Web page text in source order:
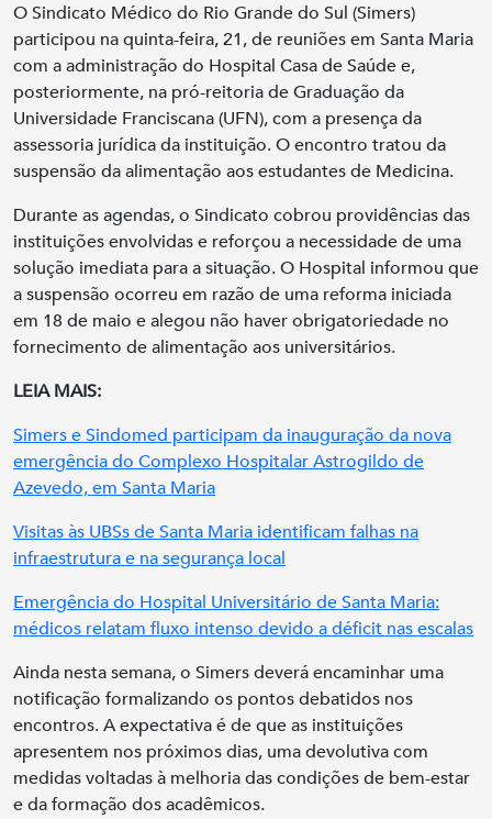
O Sindicato Médico do Rio Grande do Sul (Simers)
participou na quinta-feira, 21, de reuniões em Santa Maria
com a administração do Hospital Casa de Saúde e,
posteriormente, na pró-reitoria de Graduação da
Universidade Franciscana (UFN), com a presença da
assessoria jurídica da instituição. O encontro tratou da
suspensão da alimentação aos estudantes de Medicina.
Durante as agendas, o Sindicato cobrou providências das
instituições envolvidas e reforçou a necessidade de uma
solução imediata para a situação. O Hospital informou que
a suspensão ocorreu em razão de uma reforma iniciada
em 18 de maio e alegou não haver obrigatoriedade no
fornecimento de alimentação aos universitários.
LEIA MAIS:
Simers e Sindomed participam da inauguração da nova
emergência do Complexo Hospitalar Astrogildo de
Azevedo, em Santa Maria
Visitas às UBSs de Santa Maria identificam falhas na
infraestrutura e na segurança local
Emergência do Hospital Universitário de Santa Maria:
médicos relatam fluxo intenso devido a déficit nas escalas
Ainda nesta semana, o Simers deverá encaminhar uma
notificação formalizando os pontos debatidos nos
encontros. A expectativa é de que as instituições
apresentem nos próximos dias, uma devolutiva com
medidas voltadas à melhoria das condições de bem-estar
e da formação dos acadêmicos.